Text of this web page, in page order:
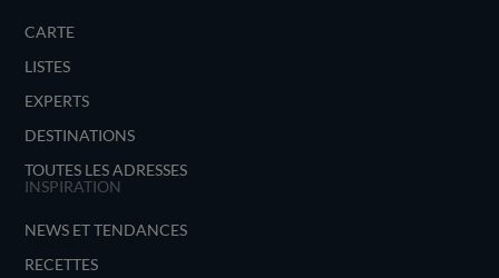
CARTE
LISTES
EXPERTS
DESTINATIONS
TOUTES LES ADRESSES
INSPIRATION
NEWS ET TENDANCES
RECETTES